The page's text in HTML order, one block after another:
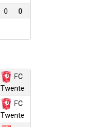
0 0
FC
Twente
FC
Twente